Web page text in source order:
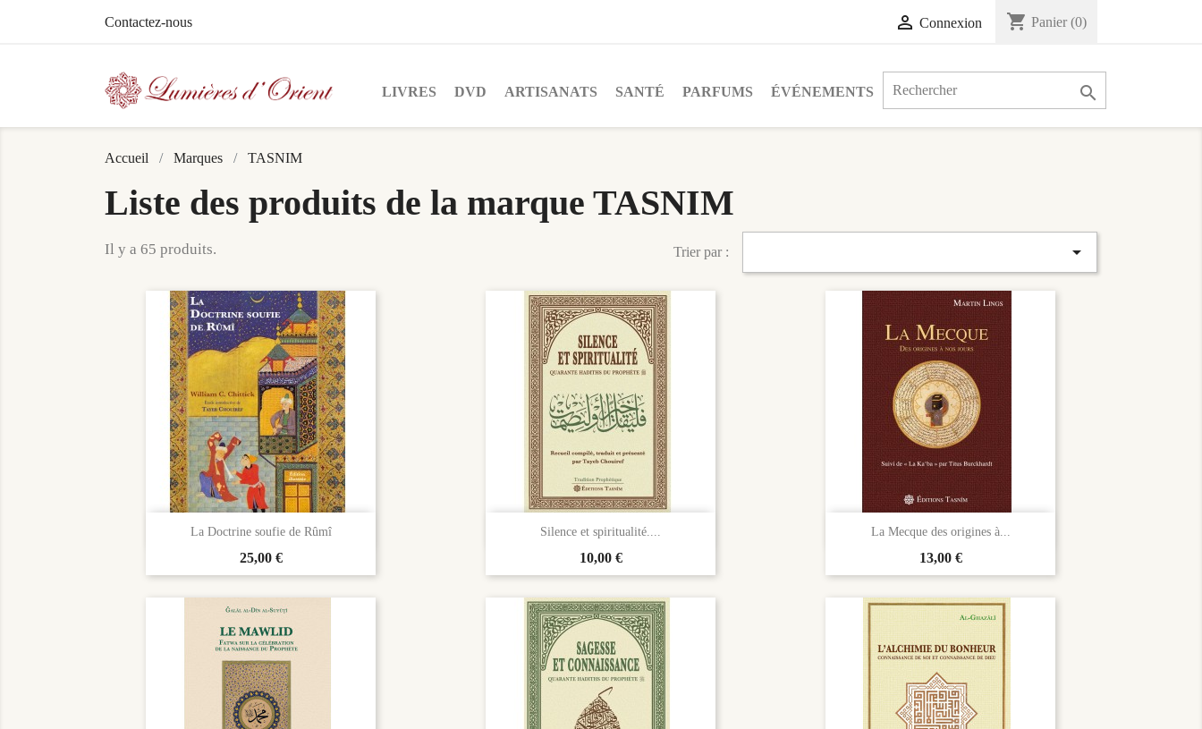
Contactez-nous  Connexion shopping_cart Panier (0)
LIVRES DVD ARTISANATS SANTÉ PARFUMS ÉVÉNEMENTS 
Accueil Marques TASNIM
Liste des produits de la marque TASNIM
Il y a 65 produits. Trier par : 
La Doctrine soufie de Rûmî
Prix
25,00 €
Aperçu rapide Silence et spiritualité....
Prix
10,00 €
Aperçu rapide La Mecque des origines à...
Prix
13,00 €
Aperçu rapide